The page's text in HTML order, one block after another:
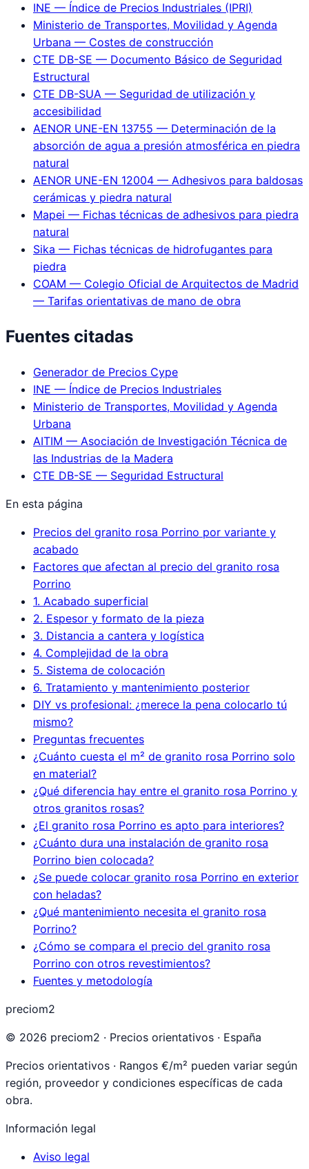
INE — Índice de Precios Industriales (IPRI)
Ministerio de Transportes, Movilidad y Agenda
Urbana — Costes de construcción
CTE DB-SE — Documento Básico de Seguridad
Estructural
CTE DB-SUA — Seguridad de utilización y
accesibilidad
AENOR UNE-EN 13755 — Determinación de la
absorción de agua a presión atmosférica en piedra
natural
AENOR UNE-EN 12004 — Adhesivos para baldosas
cerámicas y piedra natural
Mapei — Fichas técnicas de adhesivos para piedra
natural
Sika — Fichas técnicas de hidrofugantes para
piedra
COAM — Colegio Oficial de Arquitectos de Madrid
— Tarifas orientativas de mano de obra
Fuentes citadas
Generador de Precios Cype
INE — Índice de Precios Industriales
Ministerio de Transportes, Movilidad y Agenda
Urbana
AITIM — Asociación de Investigación Técnica de
las Industrias de la Madera
CTE DB-SE — Seguridad Estructural
En esta página
Precios del granito rosa Porrino por variante y
acabado
Factores que afectan al precio del granito rosa
Porrino
1. Acabado superficial
2. Espesor y formato de la pieza
3. Distancia a cantera y logística
4. Complejidad de la obra
5. Sistema de colocación
6. Tratamiento y mantenimiento posterior
DIY vs profesional: ¿merece la pena colocarlo tú
mismo?
Preguntas frecuentes
¿Cuánto cuesta el m² de granito rosa Porrino solo
en material?
¿Qué diferencia hay entre el granito rosa Porrino y
otros granitos rosas?
¿El granito rosa Porrino es apto para interiores?
¿Cuánto dura una instalación de granito rosa
Porrino bien colocada?
¿Se puede colocar granito rosa Porrino en exterior
con heladas?
¿Qué mantenimiento necesita el granito rosa
Porrino?
¿Cómo se compara el precio del granito rosa
Porrino con otros revestimientos?
Fuentes y metodología
preciom2
© 2026 preciom2 · Precios orientativos · España
Precios orientativos · Rangos €/m² pueden variar según
región, proveedor y condiciones específicas de cada
obra.
Información legal
Aviso legal